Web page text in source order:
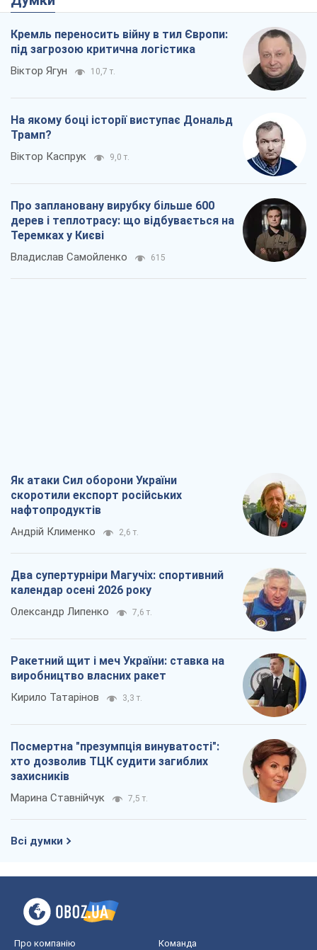
Кремль переносить війну в тил Європи:
під загрозою критична логістика
Віктор Ягун 10,7 т.
На якому боці історії виступає Дональд
Трамп?
Віктор Каспрук 9,0 т.
Про заплановану вирубку більше 600
дерев і теплотрасу: що відбувається на
Теремках у Києві
Владислав Самойленко 615
Як атаки Сил оборони України
скоротили експорт російських
нафтопродуктів
Андрій Клименко 2,6 т.
Два супертурніри Магучіх: спортивний
календар осені 2026 року
Олександр Липенко 7,6 т.
Ракетний щит і меч України: ставка на
виробництво власних ракет
Кирило Татарінов 3,3 т.
Посмертна "презумпція винуватості":
хто дозволив ТЦК судити загиблих
захисників
Марина Ставнійчук 7,5 т.
Всі думки
Про компанію Команда